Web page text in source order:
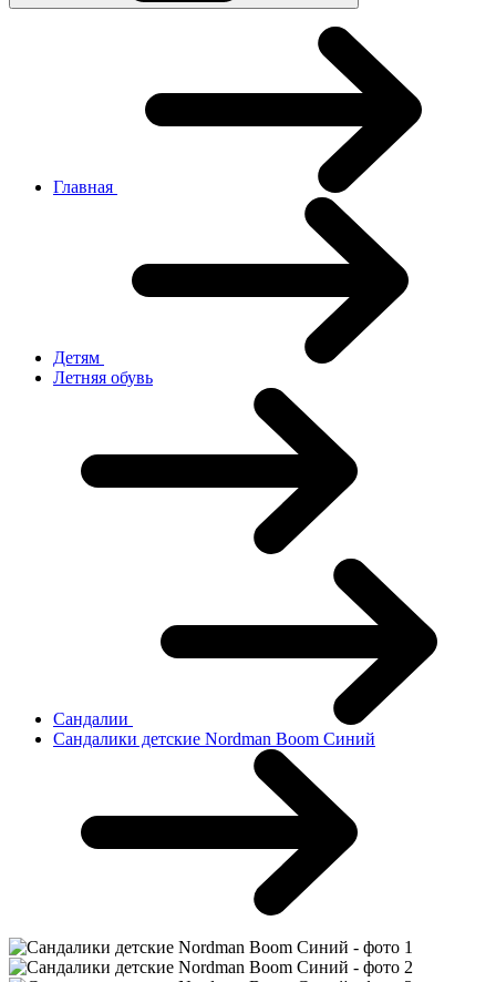
Главная
Детям
Летняя обувь
Сандалии
Сандалики детские Nordman Boom Синий